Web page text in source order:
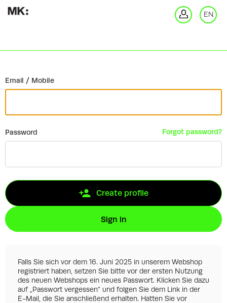
EN
Email / Mobile
Password Forgot password?
Create profile
Sign in
Falls Sie sich vor dem 16. Juni 2025 in unserem Webshop
registriert haben, setzen Sie bitte vor der ersten Nutzung
des neuen Webshops ein neues Passwort. Klicken Sie dazu
auf „Passwort vergessen“ und folgen Sie dem Link in der
E-Mail, die Sie anschließend erhalten. Hatten Sie vor